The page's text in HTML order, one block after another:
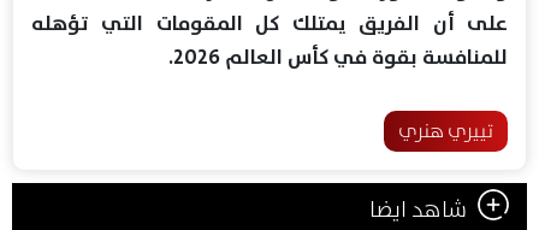
على أن الفريق يمتلك كل المقومات التي تؤهله
للمنافسة بقوة في كأس العالم 2026.
تييري هنري
شاهد ايضا